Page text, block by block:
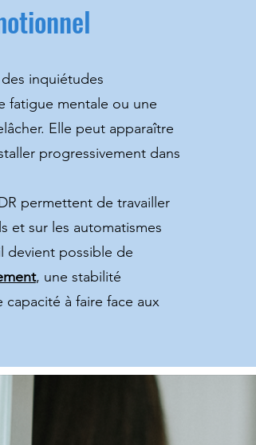
inquiétudes
fatigue mentale ou une
Elle peut apparaître
progressivement dans
permettent de travailler
et sur les automatismes
devient possible de
, une stabilité
à faire face aux